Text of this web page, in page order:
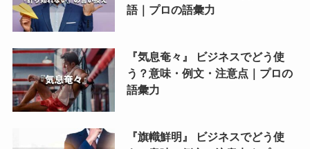
語｜プロの語彙力
『気息奄々』 ビジネスでどう使
う？意味・例文・注意点｜プロの
語彙力
『旗幟鮮明』 ビジネスでどう使